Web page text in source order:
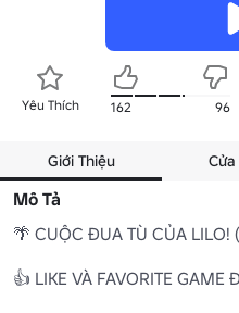
Yêu Thích 162 96
Giới Thiệu
Mô Tả
🌴 CUỘC ĐUA TÙ CỦA LILO!
👍 LIKE VÀ FAVORITE GAME